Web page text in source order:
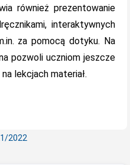
również prezentowanie
interaktywnych
za pomocą dotyku. Na
pozwoli uczniom jeszcze
lekcjach materiał.
2022